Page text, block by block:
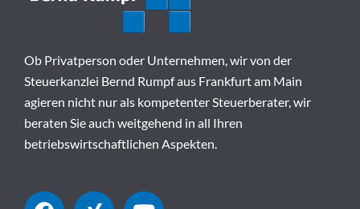
Ob Privatperson oder Unternehmen, wir von der
Steuerkanzlei Bernd Rumpf aus Frankfurt am Main
agieren nicht nur als kompetenter Steuerberater, wir
beraten Sie auch weitgehend in all Ihren
betriebswirtschaftlichen Aspekten.